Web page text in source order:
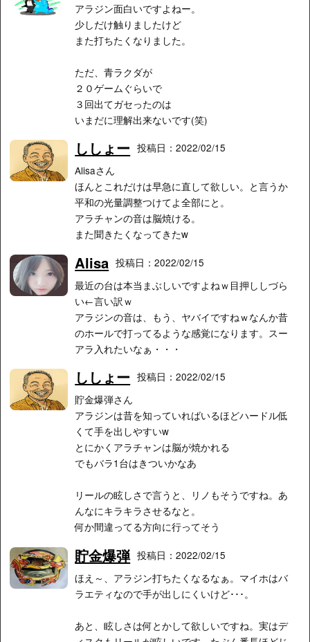
アラジン面白いですよねー。
少しだけ触りましたけど
また打ちたくなりました。
ただ、青ラクダが
２０ゲームぐらいで
３回出てガセったのは
いまだに理解出来ないです(笑)
ししょー 投稿日：2022/02/15
Alisaさん
ほんとこれだけは早急に直して欲しい。と言うか
平和の光量調整つけてよ全部にと。
アラチャンの音は脳焼ける。
また聞きたくなってきたw
Alisa 投稿日：2022/02/15
最近の台は本当まぶしいですよねｗ目押ししづら
い←言い訳ｗ
アラジンの音は、もう、ヤバイですねｗなんか昔
のホールで打ってるような感覚になります。スー
アラ入れたいなぁ・・・
ししょー 投稿日：2022/02/15
貯金爆弾さん
アラジンは昔を知っていればいるほどハードル低
くて手を出しやすいw
とにかくアラチャンは脳が焼かれる
でもバラ1台はきついかなあ
リールの眩しさで言うと、リノもそうですね。あ
んなにキラキラさせるなと。
何か間違ってる方向に行ってそう
貯金爆弾 投稿日：2022/02/15
ほえ～、アラジン打ちたくなるなぁ。マイホはバ
ラエティなので手が出しにくいけど･･･。
あと、眩しさは何とかして欲しいですね。実はデ